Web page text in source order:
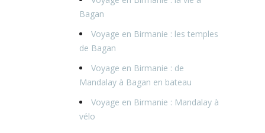
Bagan
Voyage en Birmanie : les temples
de Bagan
Voyage en Birmanie : de
Mandalay à Bagan en bateau
Voyage en Birmanie : Mandalay à
vélo